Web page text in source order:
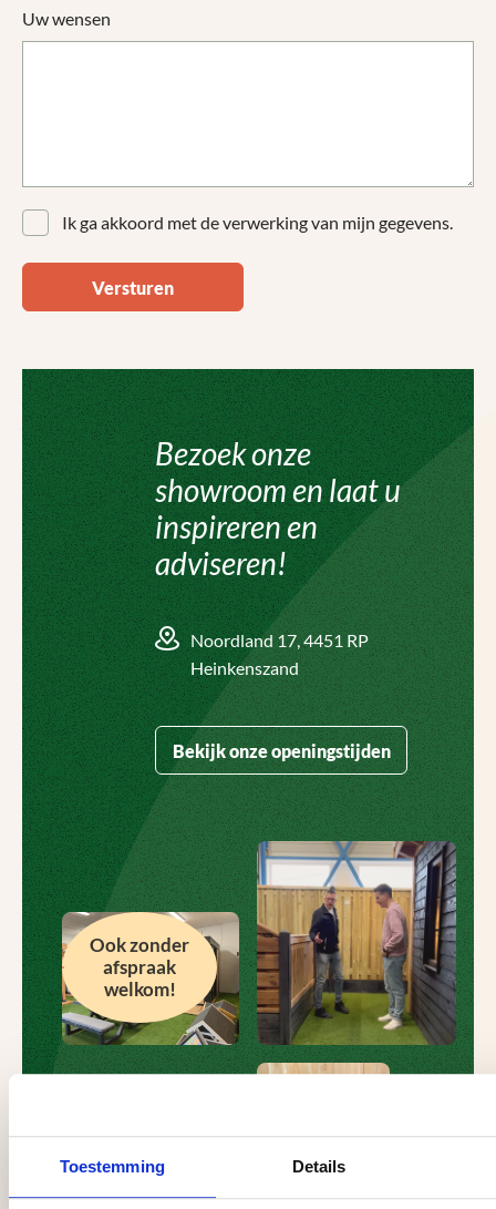
Toestemming Details
Uw wensen
Ik ga akkoord met de verwerking van mijn gegevens.
Versturen
Bezoek onze
showroom en laat u
inspireren en
adviseren!
Noordland 17, 4451 RP
Heinkenszand
Bekijk onze openingstijden
Ook zonder
afspraak
welkom!